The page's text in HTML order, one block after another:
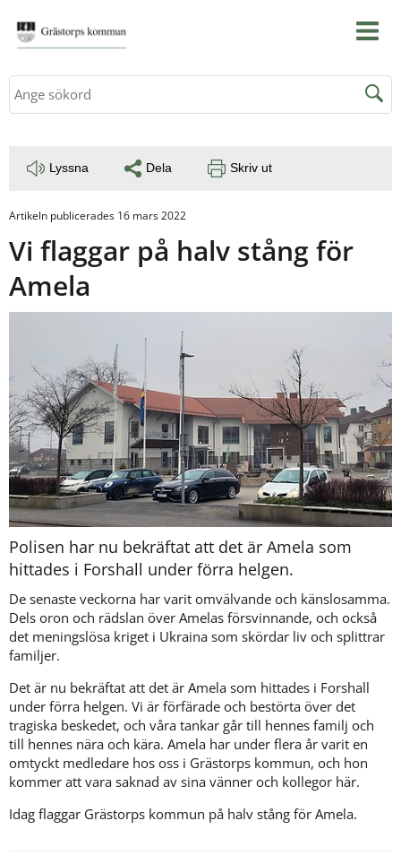
Sök
Lyssna Dela Skriv ut
Artikeln publicerades 16 mars 2022
Vi flaggar på halv stång för
Amela
Polisen har nu bekräftat att det är Amela som
hittades i Forshall under förra helgen.
De senaste veckorna har varit omvälvande och känslosamma.
Dels oron och rädslan över Amelas försvinnande, och också
det meningslösa kriget i Ukraina som skördar liv och splittrar
familjer.
Det är nu bekräftat att det är Amela som hittades i Forshall
under förra helgen. Vi är förfärade och bestörta över det
tragiska beskedet, och våra tankar går till hennes familj och
till hennes nära och kära. Amela har under flera år varit en
omtyckt medledare hos oss i Grästorps kommun, och hon
kommer att vara saknad av sina vänner och kollegor här.
Idag flaggar Grästorps kommun på halv stång för Amela.